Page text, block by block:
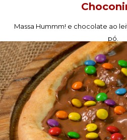
Massa Hummm! e chocolate ao
pó.
PEÇA